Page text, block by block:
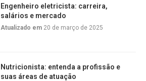
Engenheiro eletricista: carreira,
salários e mercado
Atualizado em 20 de março de 2025
Nutricionista: entenda a profissão e
suas áreas de atuação